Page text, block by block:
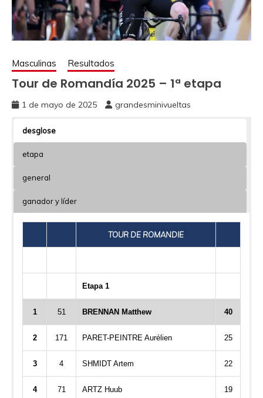
Masculinas Resultados
Tour de Romandía 2025 – 1ª etapa
1 de mayo de 2025 grandesminivueltas
desglose
etapa
general
ganador y líder
TOUR DE ROMANDIE
Etapa 1
1 51 BRENNAN Matthew 40
2 171 PARET-PEINTRE Aurélien 25
3 4 SHMIDT Artem 22
4 71 ARTZ Huub 19